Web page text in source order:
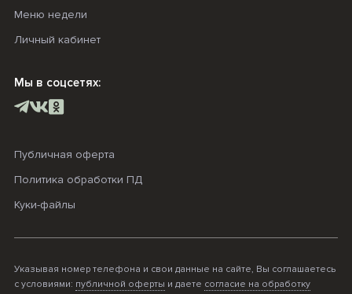
Меню недели
Личный кабинет
Мы в соцсетях:
Публичная оферта
Политика обработки ПД
Куки-файлы
Указывая номер телефона и свои данные на сайте, Вы соглашаетесь
с условиями: публичной оферты и даете согласие на обработку